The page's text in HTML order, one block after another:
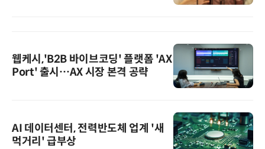
웹케시,'B2B 바이브코딩' 플랫폼 'AX
Port' 출시…AX 시장 본격 공략
AI 데이터센터, 전력반도체 업계 '새
먹거리' 급부상